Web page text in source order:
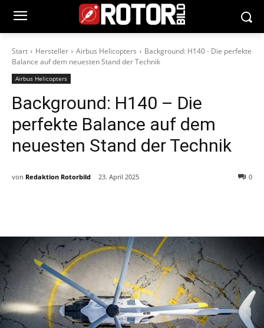
Start Hersteller Airbus Helicopters
Background: H140 - Die perfekte
Balance auf dem neuesten Stand der Technik
Airbus Helicopters
Background: H140 – Die
perfekte Balance auf dem
neuesten Stand der Technik
von Redaktion Rotorbild 23. April 2025 0